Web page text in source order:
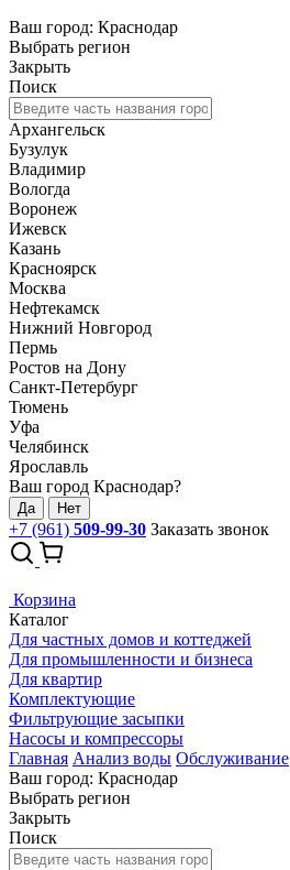
Ваш город: Краснодар
Выбрать регион
Закрыть
Поиск
Архангельск
Бузулук
Владимир
Вологда
Воронеж
Ижевск
Казань
Красноярск
Москва
Нефтекамск
Нижний Новгород
Пермь
Ростов на Дону
Санкт-Петербург
Тюмень
Уфа
Челябинск
Ярославль
Ваш город Краснодар?
Да Нет
+7 (961) 509-99-30 Заказать звонок
Корзина
Каталог
Для частных домов и коттеджей
Для промышленности и бизнеса
Для квартир
Комплектующие
Фильтрующие засыпки
Насосы и компрессоры
Главная Анализ воды Обслуживание
Ваш город: Краснодар
Выбрать регион
Закрыть
Поиск